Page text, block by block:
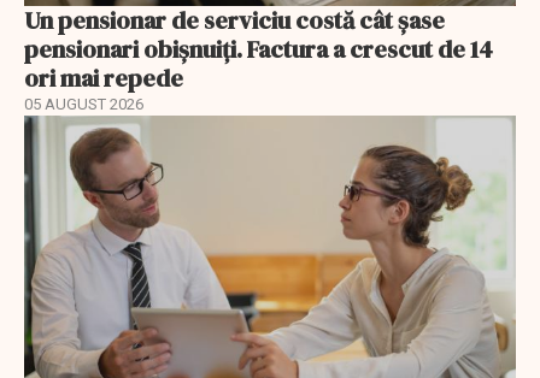
Un pensionar de serviciu costă cât șase
pensionari obișnuiți. Factura a crescut de 14
ori mai repede
05 AUGUST 2026